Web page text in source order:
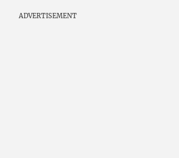
ADVERTISEMENT